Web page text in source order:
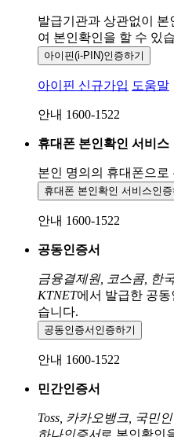
발급기관과 상관없이 본
여 본인확인을 할 수 있
아이핀(i-PIN)인증하기
아이핀 신규가입 도움말
안내 1600-1522
휴대폰 본인확인 서비스
본인 명의의 휴대폰으로
휴대폰 본인확인 서비스인
안내 1600-1522
공동인증서
금융결제원, 코스콤, 한
KTNET에서 발급한 공
습니다.
공동인증서 인증하기
안내 1600-1522
민간인증서
Toss, 카카오뱅크, 국민